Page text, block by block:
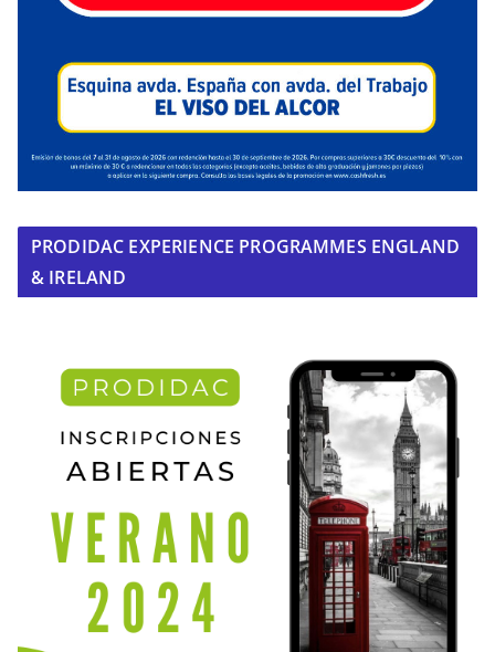
PRODIDAC EXPERIENCE PROGRAMMES ENGLAND
& IRELAND